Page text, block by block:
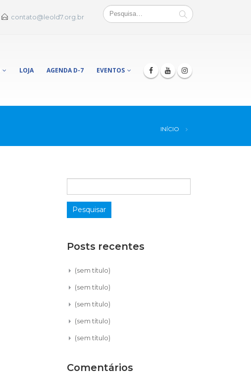
contato@leold7.org.br
LOJA AGENDA D-7 EVENTOS
INÍCIO
Posts recentes
(sem título)
(sem título)
(sem título)
(sem título)
(sem título)
Comentários